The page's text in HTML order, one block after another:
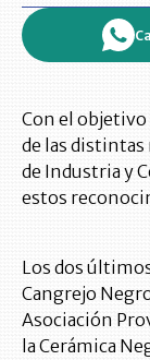
Con el objetivo
de las
de Industria y
estos
Los dos
Cangrejo
Asociación
la Cerámica